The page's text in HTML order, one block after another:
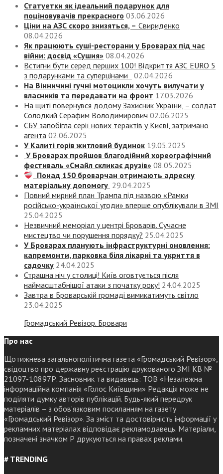
Статуетки як ідеальний подарунок для
поціновувачів прекрасного 03.06.2026
Ціни на АЗС скоро знизяться, – Свириденко
08.04.2026
Як працюють суші-ресторани у Броварах під час
війни: досвід «Сушия» 08.04.2026
Встигни бути серед перших 100! Відкриття АЗС EURO 5
з подарунками та суперцінами
02.04.2026
На Вінничині гучні мотоцикли хочуть вилучати у
власників та передавати на фронт 17.03.2026
На щиті повернувся додому Захисник України, – солдат
Солодкий Серафим Володимирович 02.06.2025
СБУ запобігла серії нових терактів у Києві, затримано
агента 02.06.2025
У Калиті горів житловий будинок 19.05.2025
У Броварах пройшов благодійний хореографічний
фестиваль «Смайл скликає друзів» 08.05.2025
Понад 150 броварчан отримають адресну
матеріальну допомогу 29.04.2025
Повний мирний план Трампа під назвою «‎Рамки
російсько-української угоди» вперше опублікували в ЗМІ
25.04.2025
Незвичний меморіал у центрі Броварів. Сучасне
мистецтво чи порушення порядку? 25.04.2025
У Броварах планують інфраструктурні оновлення:
капремонти, парковка біля лікарні та укриття в
садочку 24.04.2025
Страшна ніч у столиці! Київ оговтується після
наймасштабнішої атаки з початку року! 24.04.2025
Завтра в Броварській громаді вимикатимуть світло
23.04.2025
Громадський Ревізор. Бровари
Про нас
Щотижнева загальнополітична газета «Громадський Ревізор»,
свідоцтво про державну реєстрацію друкованого ЗМІ КВ №
21097-10897Р. Засновник та видавець: ТОВ «Незалежна
інформаційна компанія «Голос Київщини» Редакція може не
поділяти думку авторів публікацій. Будь-який передрук
матеріалів – з обов’язковим посиланням на газету
«Громадський Ревізор». За зміст та достовірність інформації у
рекламних матеріалах відповідає рекламодавець. Матеріали,
позначені значком Р друкуються на правах реклами.
# TRENDING